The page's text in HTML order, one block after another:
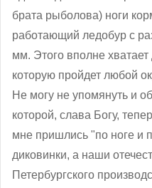
брата рыболова) ноги
работающий ледобур с
мм. Этого вполне
которую пройдет любой
Не могу не упомянуть и
которой, слава Богу,
мне пришлись "по ноге и
диковинки, а наши
Петербургского